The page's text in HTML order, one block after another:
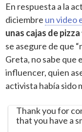
En respuesta a la
diciembre un video
unas cajas de pizza
se asegure de que
Greta, no sabe que
influencer, quien
activista había sido
Thank you for
that you have a